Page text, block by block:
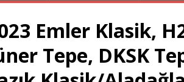
Emler Klasik,
Tepe, DKSK